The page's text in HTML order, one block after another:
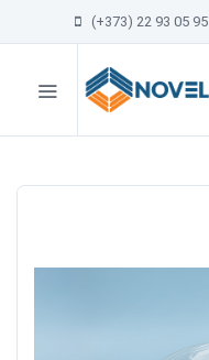
(+373) 22 93 05 95